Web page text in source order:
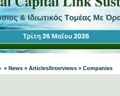
News » Articles/Interviews » Companies